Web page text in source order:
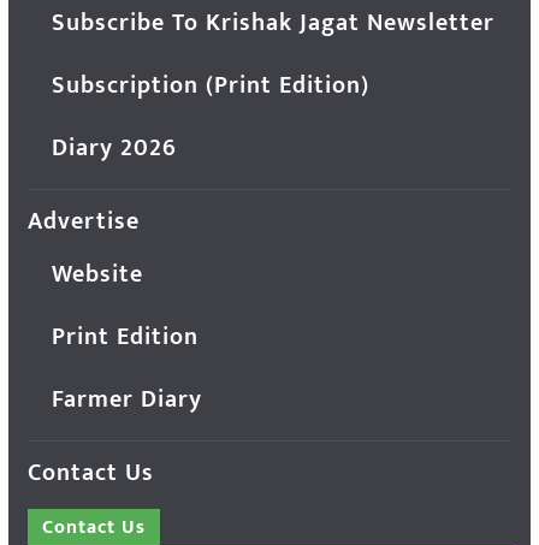
Subscribe To Krishak Jagat Newsletter
Subscription (Print Edition)
Diary 2026
Advertise
Website
Print Edition
Farmer Diary
Contact Us
Contact Us